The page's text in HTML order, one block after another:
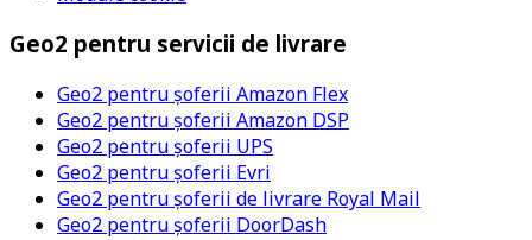
Geo2 pentru servicii de livrare
Geo2 pentru șoferii Amazon Flex
Geo2 pentru șoferii Amazon DSP
Geo2 pentru șoferii UPS
Geo2 pentru șoferii Evri
Geo2 pentru șoferii de livrare Royal Mail
Geo2 pentru șoferii DoorDash